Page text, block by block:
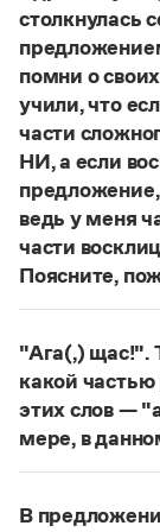
Словари
Правила
Русский язык.
для школьников
Письмовник
Справочник по
Словарь-
Справочник по
Словарь-
Все справочники
Журнал
Новости и
Словарь
Словарь
Правила
(1956)
столкнулась
помни о
учили, что
части
НИ, а если
ведь у меня
части
Поясните,
Правильно:
не был!
"Ага(,) щас!".
какой
этих слов —
мере, в
Ага—частица
отказа
В